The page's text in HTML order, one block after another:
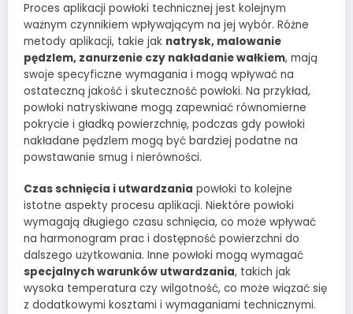
Proces aplikacji powłoki technicznej jest kolejnym
ważnym czynnikiem wpływającym na jej wybór. Różne
metody aplikacji, takie jak natrysk, malowanie
pędzlem, zanurzenie czy nakładanie wałkiem, mają
swoje specyficzne wymagania i mogą wpływać na
ostateczną jakość i skuteczność powłoki. Na przykład,
powłoki natryskiwane mogą zapewniać równomierne
pokrycie i gładką powierzchnię, podczas gdy powłoki
nakładane pędzlem mogą być bardziej podatne na
powstawanie smug i nierówności.
Czas schnięcia i utwardzania powłoki to kolejne
istotne aspekty procesu aplikacji. Niektóre powłoki
wymagają długiego czasu schnięcia, co może wpływać
na harmonogram prac i dostępność powierzchni do
dalszego użytkowania. Inne powłoki mogą wymagać
specjalnych warunków utwardzania, takich jak
wysoka temperatura czy wilgotność, co może wiązać się
z dodatkowymi kosztami i wymaganiami technicznymi.